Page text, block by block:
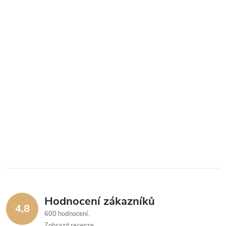
4,8 Hodnocení zákazníků
600 hodnocení